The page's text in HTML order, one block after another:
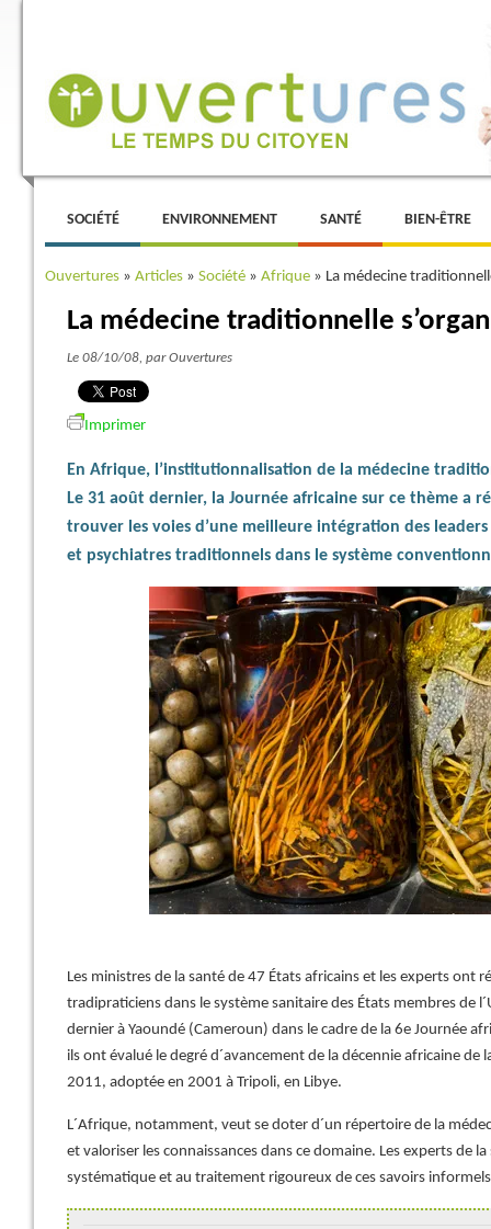
Menu principal
ALLER AU CONTENU PRINCIPAL
ALLER AU CONTENU SECONDAIRE
SOCIÉTÉ ENVIRONNEMENT SANTÉ BIEN-ÊTRE
Ouvertures » Articles » Société » Afrique » La médecine
La médecine traditionnelle
Le 08/10/08, par Ouvertures
Imprimer
En Afrique, l’institutionnalisation de la médecine
Le 31 août dernier, la Journée africaine sur ce thème a
trouver les voies d’une meilleure intégration des
et psychiatres traditionnels dans le système
Les ministres de la santé de 47 États africains et les experts ont
tradipraticiens dans le système sanitaire des États membres de
dernier à Yaoundé (Cameroun) dans le cadre de la 6e Journée
ils ont évalué le degré d´avancement de la décennie africaine
2011, adoptée en 2001 à Tripoli, en Libye.
L´Afrique, notamment, veut se doter d´un répertoire de la
et valoriser les connaissances dans ce domaine. Les experts de
systématique et au traitement rigoureux de ces savoirs